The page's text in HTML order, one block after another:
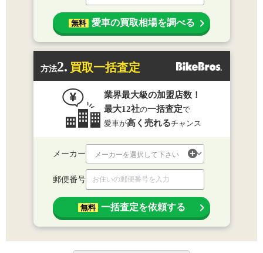
無料 愛車の買取相場を調べる
方法2. 買取一括査定
業界最大級の加盟店数！
最大12社の一括査定で
愛車が高く売れるチャンス
メーカー
郵便番号
無料 一括査定を依頼する